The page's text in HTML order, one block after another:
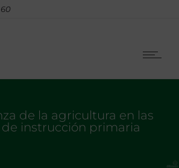
60
de la agricultura en las
de instrucción primaria